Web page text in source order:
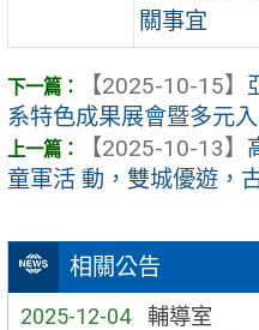
相關公告
2025-12-04 輔導室
關事宜
【2025-10-15】
系特色成果展會暨多元
【2025-10-13】
童軍活 動，雙城優遊，